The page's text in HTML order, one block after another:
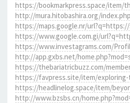
https://bookmarkpress.space/item/
http://mura.hitobashira.org/
https://maps.google.nr/url?q=https://
https://www.google.com.gi/
https://www.investagrams.com/
http://app.gxbs.net/
https://thebariatricbuzz.com/
https://favpress.site/item/exploring-
https://headlinelog.space/item/
http://www.bzsbs.cn/